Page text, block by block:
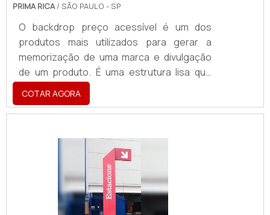
PRIMA RICA/ SÃO PAULO - SP
O backdrop preço acessível é um dos
produtos mais utilizados para gerar a
memorização de uma marca e divulgação
de um produto. É uma estrutura lisa que
pode ser personalizada de acordo com a
necessidade (tanto na frente como
também na parte de trás), normalmente
causar impacto de forma espontânea.Ele é
uma das maneiras mais efetivas de chegar
aos resultados esperados, principalmente
quando é instalado nos PDV’s, mantendo
contato cotidiano com os consumi.
COTAR AGORA